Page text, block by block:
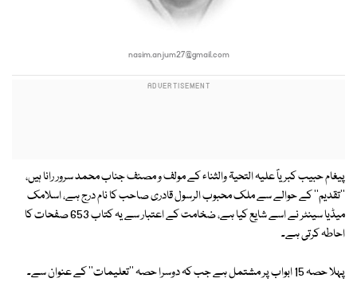
nasim.anjum27@gmail.com
پیغام حبیب کبریاؐ علیہ التحیۃ والثناء کے مولف و مصنف جناب محمد سرور رانا ہیں،
''تقدیم'' کے حوالے سے ملک محبوب الرسول قادری صاحب کا نام درج ہے، اسلامک
میڈیا سینٹر نے اسے شایع کیا ہے، ضخامت کے اعتبار سے یہ کتاب 653 صفحات کا
احاطہ کرتی ہے۔
پہلا حصہ 15 ابواب پر مشتمل ہے جب کہ دوسرا حصہ ''تعلیمات'' کے عنوان سے۔